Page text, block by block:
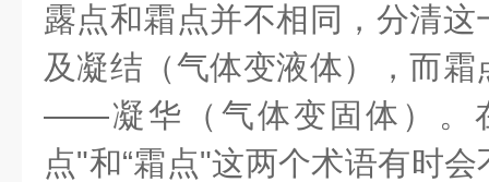
露点和霜点并不相同，分清
及凝结（气体变液体），而
——凝华（气体变固体）。
点"和“霜点"这两个术语有时